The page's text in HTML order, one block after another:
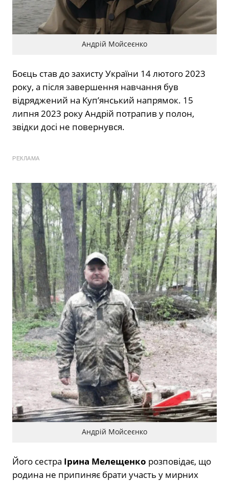
Андрій Мойсеєнко
Боєць став до захисту України 14 лютого 2023
року, а після завершення навчання був
відряджений на Куп’янський напрямок. 15
липня 2023 року Андрій потрапив у полон,
звідки досі не повернувся.
РЕКЛАМА
Андрій Мойсеєнко
Його сестра Ірина Мелещенко розповідає, що
родина не припиняє брати участь у мирних